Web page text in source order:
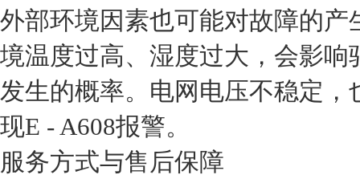
外部环境因素也可能对故障的
境温度过高、湿度过大，会影
发生的概率。电网电压不稳定
现E - A608报警。
服务方式与售后保障